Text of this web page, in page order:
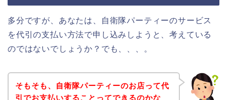
多分ですが、あなたは、自衛隊パーティーのサービス
を代引の支払い方法で申し込みしようと、考えている
のではないでしょうか？でも、、、。
そもそも、自衛隊パーティーのお店って代
引でお支払いすることってできるのかな